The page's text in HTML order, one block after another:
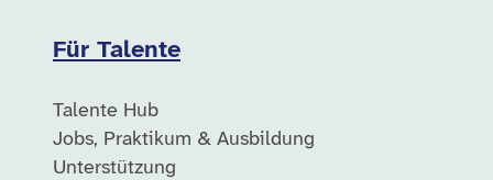
Für Talente
Talente Hub
Jobs, Praktikum & Ausbildung
Unterstützung